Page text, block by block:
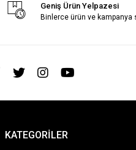
Geniş Ürün Yelpazesi
Binlerce ürün ve kampanya
KATEGORİLER